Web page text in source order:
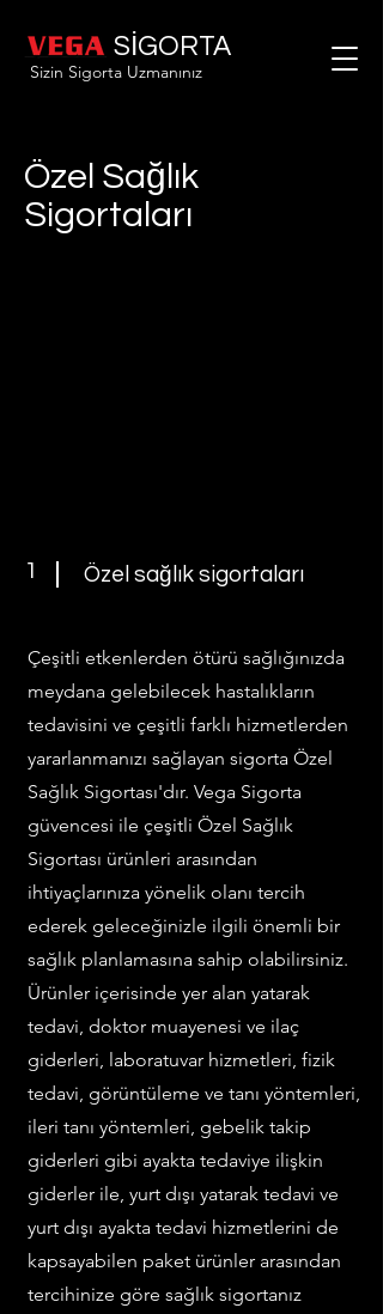
SİGORTA
Sizin Sigorta Uzmanınız
Özel Sağlık
Sigortaları
1 Özel sağlık sigortaları
Çeşitli etkenlerden ötürü sağlığınızda
meydana gelebilecek hastalıkların
tedavisini ve çeşitli farklı hizmetlerden
yararlanmanızı sağlayan sigorta Özel
Sağlık Sigortası'dır. Vega Sigorta
güvencesi ile çeşitli Özel Sağlık
Sigortası ürünleri arasından
ihtiyaçlarınıza yönelik olanı tercih
ederek geleceğinizle ilgili önemli bir
sağlık planlamasına sahip olabilirsiniz.
Ürünler içerisinde yer alan yatarak
tedavi, doktor muayenesi ve ilaç
giderleri, laboratuvar hizmetleri, fizik
tedavi, görüntüleme ve tanı yöntemleri,
ileri tanı yöntemleri, gebelik takip
giderleri gibi ayakta tedaviye ilişkin
giderler ile, yurt dışı yatarak tedavi ve
yurt dışı ayakta tedavi hizmetlerini de
kapsayabilen paket ürünler arasından
tercihinize göre sağlık sigortanız